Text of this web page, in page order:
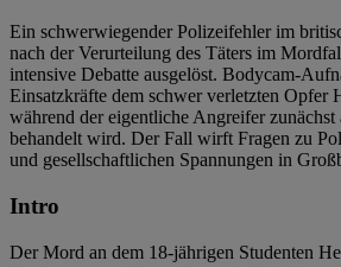
Ein schwerwiegender Polizeifehler im
nach der Verurteilung des Täters im
intensive Debatte ausgelöst. Bodycam-
Einsatzkräfte dem schwer verletzten Opfer
während der eigentliche Angreifer
behandelt wird. Der Fall wirft Fragen zu
und gesellschaftlichen Spannungen in
Intro
Der Mord an dem 18-jährigen Studenten